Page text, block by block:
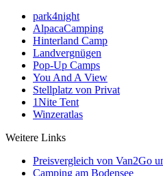
park4night
AlpacaCamping
Hinterland Camp
Landvergnügen
Pop-Up Camps
You And A View
Stellplatz von Privat
1Nite Tent
Winzeratlas
Weitere Links
Preisvergleich von Van2Go
Camping am Bodensee